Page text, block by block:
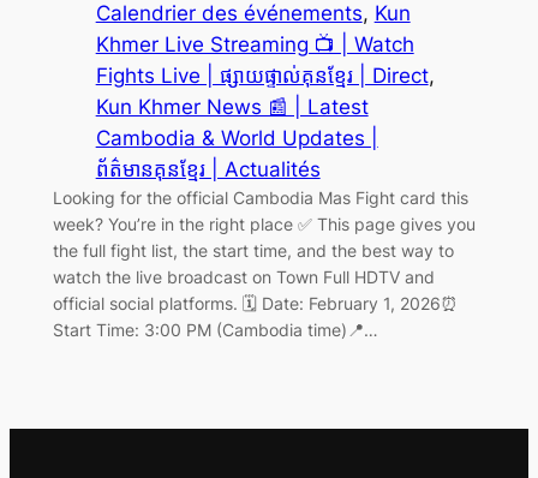
Calendrier des événements, Kun
Khmer Live Streaming 📺 | Watch
Fights Live | ផ្សាយផ្ទាល់គុនខ្មែរ | Direct
Kun Khmer News 📰 | Latest
Cambodia & World Updates |
ព័ត៌មានគុនខ្មែរ | Actualités
Looking for the official Cambodia Mas Fight card this
week? You’re in the right place ✅ This page gives you
the full fight list, the start time, and the best way to
watch the live broadcast on Town Full HDTV and
official social platforms. 🗓️ Date: February 1, 2026⏰
Start Time: 3:00 PM (Cambodia time)📍…